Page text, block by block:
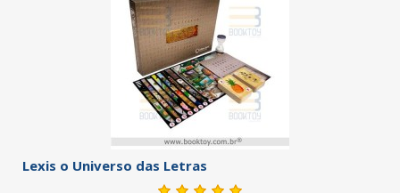
Lexis o Universo das Letras